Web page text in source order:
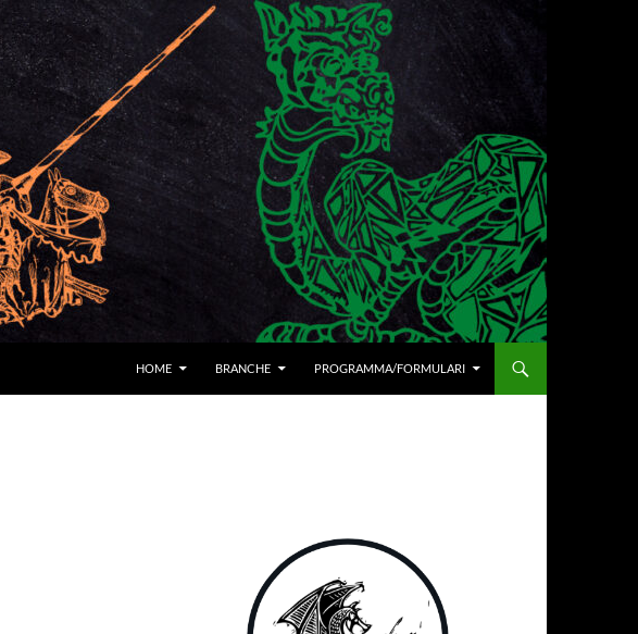
HOME
BRANCHE PROGRAMMA/FORMULARI